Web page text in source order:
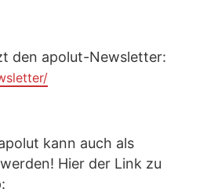
den apolut-Newsletter:
kann auch als
Hier der Link zu